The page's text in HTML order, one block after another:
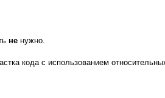
не нужно.
кода с использованием